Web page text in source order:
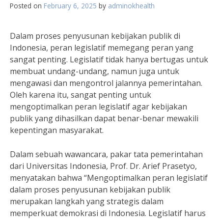
Posted on February 6, 2025 by adminokhealth
Dalam proses penyusunan kebijakan publik di
Indonesia, peran legislatif memegang peran yang
sangat penting. Legislatif tidak hanya bertugas untuk
membuat undang-undang, namun juga untuk
mengawasi dan mengontrol jalannya pemerintahan.
Oleh karena itu, sangat penting untuk
mengoptimalkan peran legislatif agar kebijakan
publik yang dihasilkan dapat benar-benar mewakili
kepentingan masyarakat.
Dalam sebuah wawancara, pakar tata pemerintahan
dari Universitas Indonesia, Prof. Dr. Arief Prasetyo,
menyatakan bahwa “Mengoptimalkan peran legislatif
dalam proses penyusunan kebijakan publik
merupakan langkah yang strategis dalam
memperkuat demokrasi di Indonesia. Legislatif harus